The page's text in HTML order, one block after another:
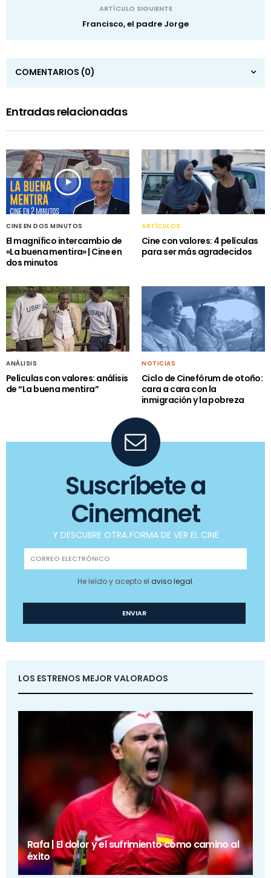
ARTÍCULO SIGUIENTE
Francisco, el padre Jorge
COMENTARIOS (0)
Entradas relacionadas
CINE EN DOS MINUTOS
El magnífico intercambio de
«La buena mentira» | Cine en
dos minutos
ARTÍCULOS
Cine con valores: 4 películas
para ser más agradecidos
ANÁLISIS
Películas con valores: análisis
de “La buena mentira”
NOTICIAS
Ciclo de Cinefórum de otoño:
cara a cara con la
inmigración y la pobreza
Suscríbete a
Cinemanet
Y DESCUBRE OTRA FORMA DE VER EL CINE
He leído y acepto el aviso legal.
LOS ESTRENOS MEJOR VALORADOS
Rafa | El dolor y el sufrimiento como camino al
éxito